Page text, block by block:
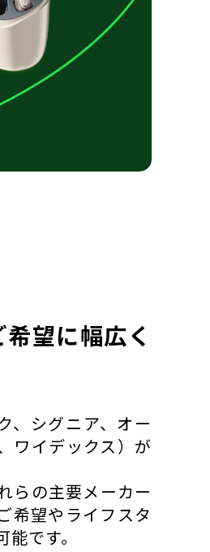
望に幅広く
、シグニア、オー
ワイデックス）が
らの主要メーカー
希望やライフスタ
です。